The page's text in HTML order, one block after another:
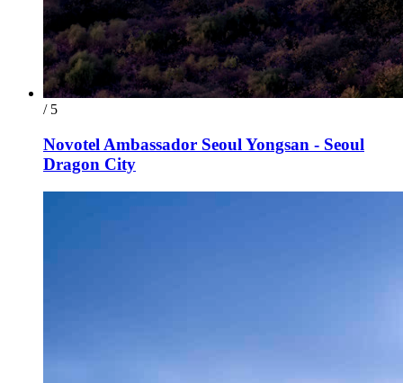
/ 5
Novotel Ambassador Seoul Yongsan - Seoul
Dragon City